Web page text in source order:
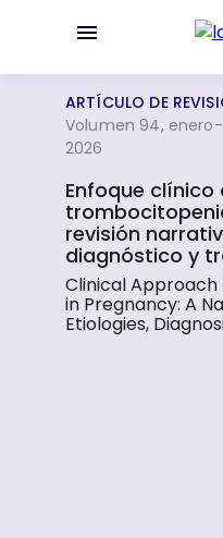
ARTÍCULO DE
Volumen 94,
2026
Enfoque clínico
revisión
diagnóstico y
Clinical
in Pregnancy: A
Etiologies,